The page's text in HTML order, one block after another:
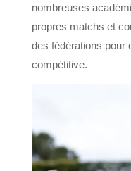
nombreuses
propres matchs et
des fédérations pour
compétitive.